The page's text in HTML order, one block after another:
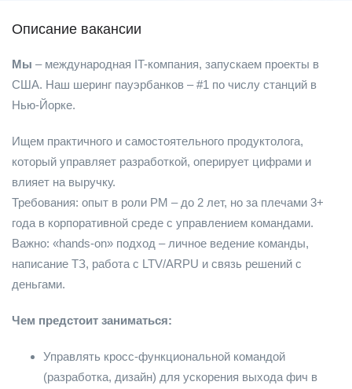
Описание вакансии
Мы – международная IT-компания, запускаем проекты в
США. Наш шеринг пауэрбанков – #1 по числу станций в
Нью-Йорке.
Ищем практичного и самостоятельного продуктолога,
который управляет разработкой, оперирует цифрами и
влияет на выручку.
Требования: опыт в роли PM – до 2 лет, но за плечами 3+
года в корпоративной среде с управлением командами.
Важно: «hands-on» подход – личное ведение команды,
написание ТЗ, работа с LTV/ARPU и связь решений с
деньгами.
Чем предстоит заниматься:
Управлять кросс-функциональной командой
(разработка, дизайн) для ускорения выхода фич в